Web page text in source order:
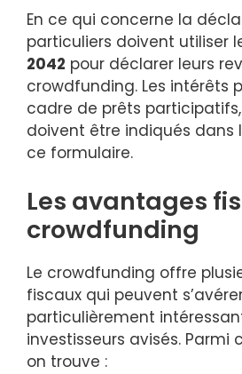
En ce qui concerne la
particuliers doivent utiliser
2042 pour déclarer leurs
crowdfunding. Les intérêts
cadre de prêts
doivent être indiqués dans
ce formulaire.
Les avantages
crowdfunding
Le crowdfunding offre
fiscaux qui peuvent
particulièrement
investisseurs avisés. Parmi
on trouve :